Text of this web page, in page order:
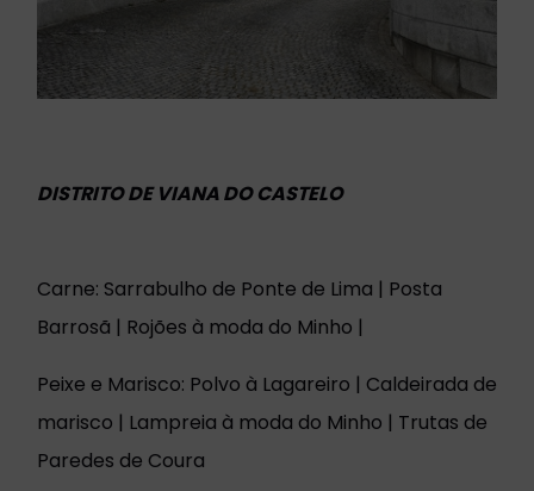
DISTRITO DE VIANA DO CASTELO
Carne: Sarrabulho de Ponte de Lima | Posta
Barrosã | Rojões à moda do Minho |
Peixe e Marisco: Polvo à Lagareiro | Caldeirada de
marisco | Lampreia à moda do Minho | Trutas de
Paredes de Coura